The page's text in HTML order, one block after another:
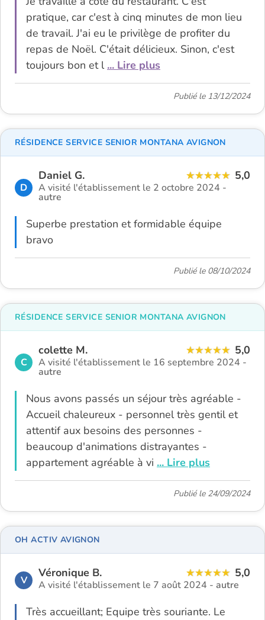
pratique, car c'est à cinq minutes de mon lieu
de travail. J'ai eu le privilège de profiter du
repas de Noël. C'était délicieux. Sinon, c'est
toujours bon et l ... Lire plus
Publié le 13/12/2024
D
Daniel G. 5,0
A visité l'établissement le 2 octobre 2024 -
autre
Superbe prestation et formidable équipe
bravo
RÉSIDENCE SERVICE SENIOR MONTANA AVIGNON
Publié le 08/10/2024
C
colette M. 5,0
A visité l'établissement le 16 septembre 2024 -
autre
Nous avons passés un séjour très agréable -
Accueil chaleureux - personnel très gentil et
attentif aux besoins des personnes -
beaucoup d'animations distrayantes -
appartement agréable à vi ... Lire plus
RÉSIDENCE SERVICE SENIOR MONTANA AVIGNON
Publié le 24/09/2024
V
Véronique B. 5,0
A visité l'établissement le 7 août 2024 - autre
Très accueillant; Equipe très souriante. Le
OH ACTIV AVIGNON